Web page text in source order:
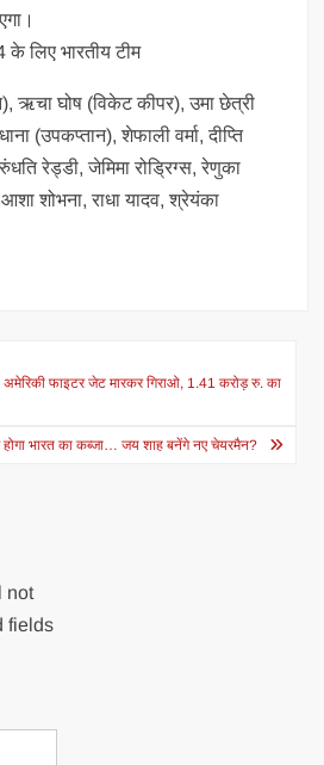
के लिए भारतीय टीम
ऋचा घोष (विकेट कीपर), उमा छेत्री
(उपकप्तान), शेफाली वर्मा, दीप्ति
रेड्डी, जेमिमा रोड्रिग्स, रेणुका
शोभना, राधा यादव, श्रेयंका
फाइटर जेट मारकर गिराओ, 1.41 करोड़ रु. का
भारत का कब्जा… जय शाह बनेंगे नए चेयरमैन?
not
fields